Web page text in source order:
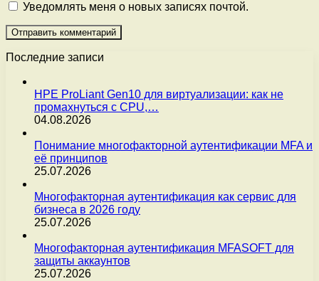
Уведомлять меня о новых записях почтой.
Последние записи
HPE ProLiant Gen10 для виртуализации: как не
промахнуться с CPU,…
04.08.2026
Понимание многофакторной аутентификации MFA и
её принципов
25.07.2026
Многофакторная аутентификация как сервис для
бизнеса в 2026 году
25.07.2026
Многофакторная аутентификация MFASOFT для
защиты аккаунтов
25.07.2026